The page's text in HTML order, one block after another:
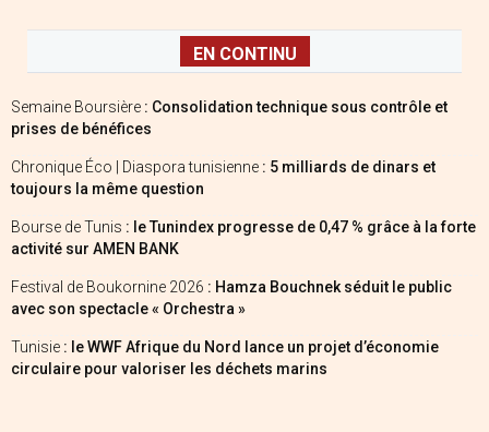
EN CONTINU
Semaine Boursière : Consolidation technique sous contrôle et
prises de bénéfices
Chronique Éco | Diaspora tunisienne : 5 milliards de dinars et
toujours la même question
Bourse de Tunis : le Tunindex progresse de 0,47 % grâce à la forte
activité sur AMEN BANK
Festival de Boukornine 2026 : Hamza Bouchnek séduit le public
avec son spectacle « Orchestra »
Tunisie : le WWF Afrique du Nord lance un projet d’économie
circulaire pour valoriser les déchets marins